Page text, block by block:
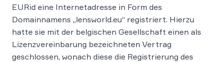
EURid eine Internetadresse in Form des
Domainnamens „lensworld.eu“ registriert. Hierzu
hatte sie mit der belgischen Gesellschaft einen als
Lizenzvereinbarung bezeichneten Vertrag
geschlossen, wonach diese die Registrierung des